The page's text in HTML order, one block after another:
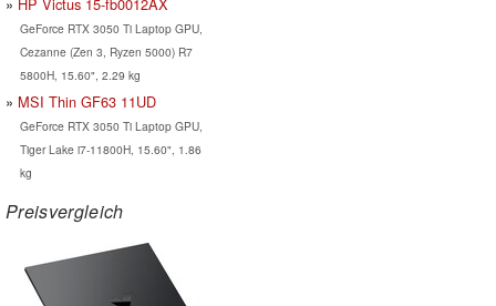
HP Victus 15-fb0012AX
GeForce RTX 3050 Ti Laptop GPU,
Cezanne (Zen 3, Ryzen 5000) R7
5800H, 15.60", 2.29 kg
MSI Thin GF63 11UD
GeForce RTX 3050 Ti Laptop GPU,
Tiger Lake i7-11800H, 15.60", 1.86
kg
Preisvergleich